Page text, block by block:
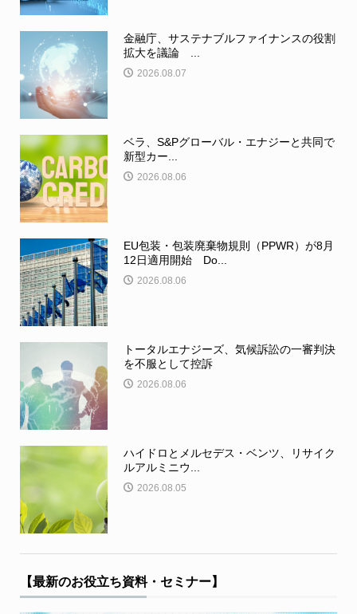
金融庁、サステナブルファイナンスの役割
拡大を議論 ...
2026.08.07
ベラ、S&Pグローバル・エナジーと共同で
新型カー...
2026.08.06
EU包装・包装廃棄物規則（PPWR）が8月
12日適用開始 Do...
2026.08.06
トータルエナジーズ、気候訴訟の一審判決
を不服として控訴
2026.08.06
ハイドロとメルセデス・ベンツ、リサイク
ルアルミニウ...
2026.08.05
【最新のお役立ち資料・セミナー】